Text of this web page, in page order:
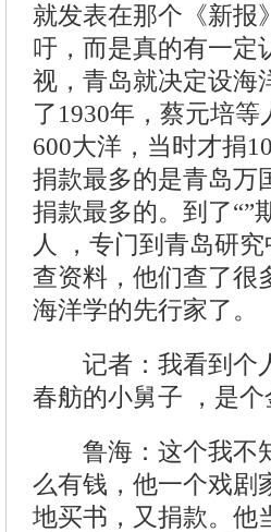
就发表在那个《新报
吁，而是真的有一定
视，青岛就决定设海
了1930年，蔡元培
600大洋，当时才捐
捐款最多的是青岛万
捐款最多的。到了“”
人 ，专门到青岛研
查资料，他们查了很
海洋学的先行家了。
记者：我看到个人
春舫的小舅子 ，是
鲁海：这个我不知
么有钱，他一个戏剧
地买书，又捐款。他